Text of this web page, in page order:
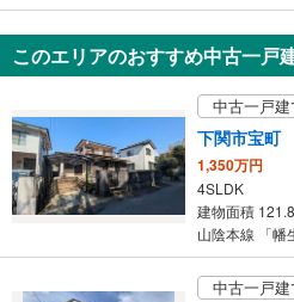
岩国市装束
3,130万円
4LDK
山口県岩国市
このエリアのおすすめ中古一戸
中古一戸建
下関市宝町
1,350万円
4SLDK
建物面積
山陰本線 「幡
中古一戸建